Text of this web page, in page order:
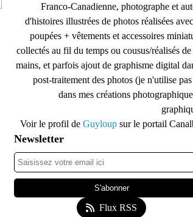
Franco-Canadienne, photographe et
d'histoires illustrées de photos réalisées
poupées + vêtements et accessoires
collectés au fil du temps ou cousus/réalisés de
mains, et parfois ajout de graphisme digital
post-traitement des photos (je n'utilise
dans mes créations
Voir le profil de Guyloup sur le portail
Newsletter
Flux RSS